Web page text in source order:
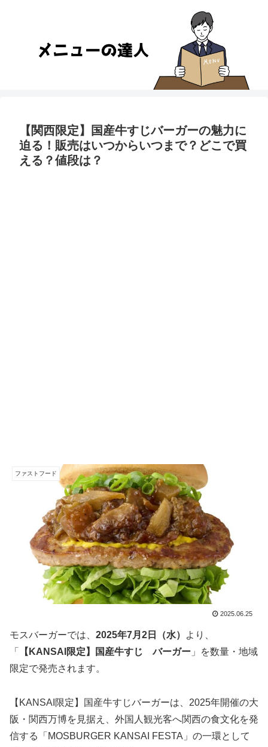
【関西限定】国産牛すじバーガーの魅力に
迫る！販売はいつからいつまで？どこで買
える？値段は？
ファストフード
2025.06.25
モスバーガーでは、 2025年7月2日（水）
より、
「
【KANSAI限定】国産牛すじ バーガー 」を数量・地域
限定で発売されます。
【KANSAI限定】国産牛すじバーガーは、2025年開催の大
阪・関西万博を見据え、外国人観光客へ関西の食文化を発
信する「MOSBURGER KANSAI FESTA」の一環として